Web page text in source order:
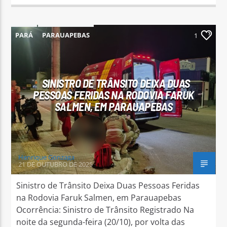
PARÁ PARAUAPEBAS 1
SINISTRO DE TRÂNSITO DEIXA DUAS
PESSOAS FERIDAS NA RODOVIA FARUK
SALMEN, EM PARAUAPEBAS
Henrique Gonzaga
21 DE OUTUBRO DE 2025
Sinistro de Trânsito Deixa Duas Pessoas Feridas
na Rodovia Faruk Salmen, em Parauapebas
Ocorrência: Sinistro de Trânsito Registrado Na
noite da segunda-feira (20/10), por volta das